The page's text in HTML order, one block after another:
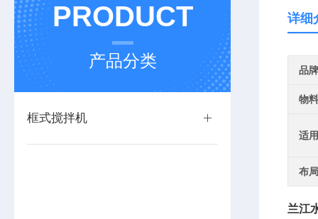
PRODUCT
产品分类
框式搅拌机
详细
品牌
物
适
布
兰江